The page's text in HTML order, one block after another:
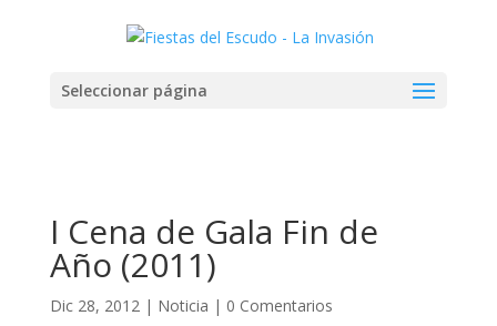
Seleccionar página
I Cena de Gala Fin de
Año (2011)
Dic 28, 2012| Noticia | 0 Comentarios